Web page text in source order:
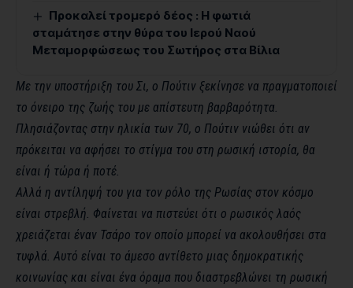
Προκαλεί τρομερό δέος : Η φωτιά
σταμάτησε στην θύρα του Ιερού Ναού
Μεταμορφώσεως του Σωτήρος στα Βίλια
Με την υποστήριξη του Σι, ο Πούτιν ξεκίνησε να πραγματοποιεί
το όνειρο της ζωής του με απίστευτη βαρβαρότητα.
Πλησιάζοντας στην ηλικία των 70, ο Πούτιν νιώθει ότι αν
πρόκειται να αφήσει το στίγμα του στη ρωσική ιστορία, θα
είναι ή τώρα ή ποτέ.
Αλλά η αντίληψή του για τον ρόλο της Ρωσίας στον κόσμο
είναι στρεβλή. Φαίνεται να πιστεύει ότι ο ρωσικός λαός
χρειάζεται έναν Τσάρο τον οποίο μπορεί να ακολουθήσει στα
τυφλά. Αυτό είναι το άμεσο αντίθετο μιας δημοκρατικής
κοινωνίας και είναι ένα όραμα που διαστρεβλώνει τη ρωσική